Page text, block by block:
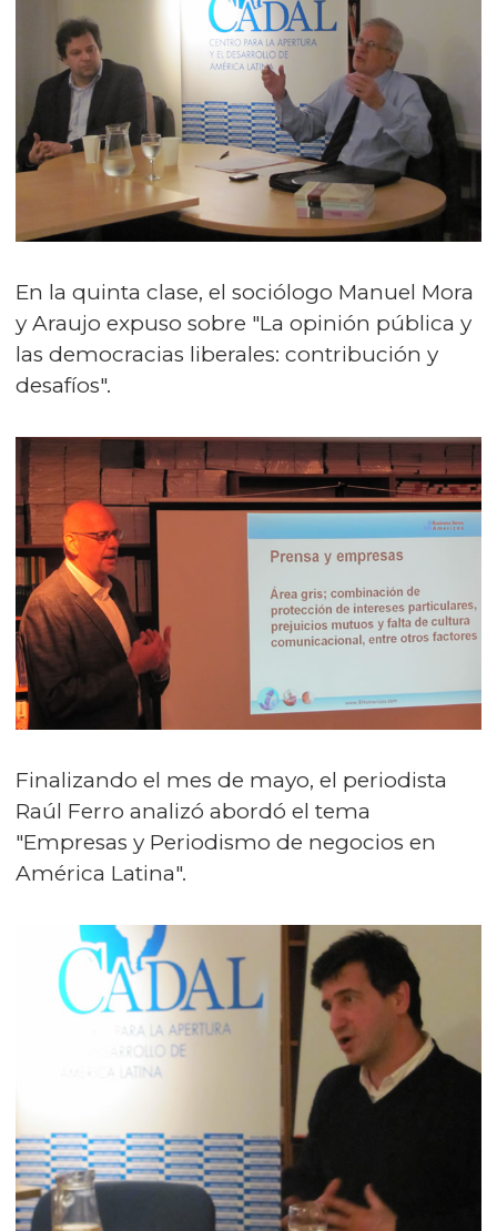
En la quinta clase, el sociólogo Manuel Mora
y Araujo expuso sobre "La opinión pública y
las democracias liberales: contribución y
desafíos".
Finalizando el mes de mayo, el periodista
Raúl Ferro analizó abordó el tema
"Empresas y Periodismo de negocios en
América Latina".